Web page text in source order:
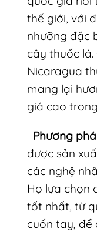
thế giới, với
nhưỡng đặc
cây thuốc
Nicaragua
mang lại
giá cao
Phương
được sản
các nghệ
Họ lựa chọn
tốt nhất, từ
cuốn tay,